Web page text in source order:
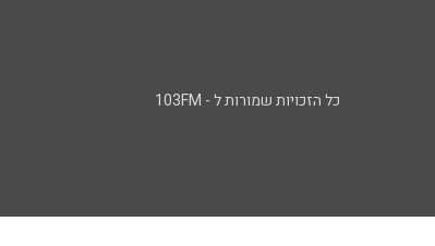
כל הזכויות שמורות ל - 103FM